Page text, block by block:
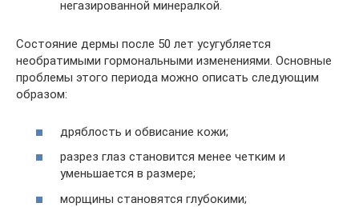
негазированной минералкой.
Состояние дермы после 50 лет усугубляется
необратимыми гормональными изменениями. Основные
проблемы этого периода можно описать следующим
образом:
дряблость и обвисание кожи;
разрез глаз становится менее четким и
уменьшается в размере;
морщины становятся глубокими;